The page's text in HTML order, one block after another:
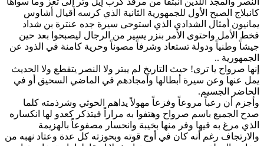
كانبلاج الصبح الأول للجمهورية الثانية الذي كرسه أقيال أشاوس
يمانيون أمثال الشدادي الذي استوحى سيرة جده عنترة بن شداد
فخط الأمل واحتوى الأمر بنزر يسير من الرجال ليصبحوا بعد حين
جيشاً وطنياً ودولة تستعاد وشرفاً مصوناً وحرية كامنة في الذود عن
الجمهورية ..
إنها صرواح يا ترى! حيث التاريخ لم يبتر ولا النصر يتقطع ولا الحديث
يمل عنها وعن سيرة أبطالها وأمجادهم في الماضي السحيق أو في
الحاضر الجسيم.
وأجزم أن رعباً مروعاً وفزعاً مهولاً يداهم الحوثي وشرذمته كلما
صدح الجميع باسم صرواح وهتفوا به مراراً فيتذكر كعدو لها انكساره
الذي مرغ به فيها وفر منها بخيبة وانحسار مصفوعاً بالهزيمة
والارتجاف رغم أنه كان في أوج قوته وبحوزته كل عدة وعتاد نهبه من